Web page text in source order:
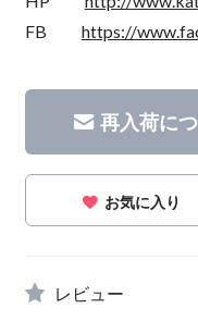
FB https://
再入荷に
お気に入り
レビュー